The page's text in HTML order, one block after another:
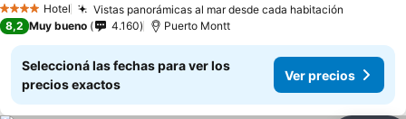
4 EstrellasHotel Vistas panorámicas al mar desde cada habitación
8,2 Muy bueno 4.160 Puerto Montt
Seleccioná las fechas para ver los
precios exactos
Ver precios